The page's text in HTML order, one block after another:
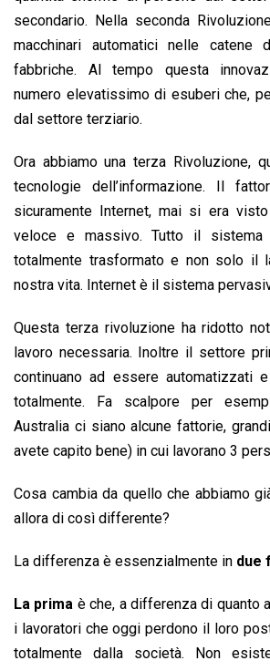
secondario. Nella seconda
macchinari automatici nelle catene
fabbriche. Al tempo questa
numero elevatissimo di esuberi che,
dal settore terziario.
Ora abbiamo una terza Rivoluzione,
tecnologie dell’informazione. Il
sicuramente Internet, mai si era
veloce e massivo. Tutto il sistema
totalmente trasformato e non solo il
nostra vita. Internet è il sistema
Questa terza rivoluzione ha ridotto
lavoro necessaria. Inoltre il settore
continuano ad essere automatizzati
totalmente. Fa scalpore per
Australia ci siano alcune fattorie,
avete capito bene) in cui lavorano 3
Cosa cambia da quello che abbiamo
allora di così differente?
La differenza è essenzialmente in due
La prima è che, a differenza di quanto
i lavoratori che oggi perdono il loro
totalmente dalla società. Non